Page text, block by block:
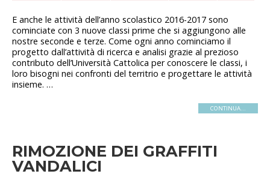
E anche le attività dell’anno scolastico 2016-2017 sono
cominciate con 3 nuove classi prime che si aggiungono alle
nostre seconde e terze. Come ogni anno cominciamo il
progetto dall’attività di ricerca e analisi grazie al prezioso
contributo dell’Università Cattolica per conoscere le classi, i
loro bisogni nei confronti del territrio e progettare le attività
insieme. …
CONTINUA...
RIMOZIONE DEI GRAFFITI
VANDALICI